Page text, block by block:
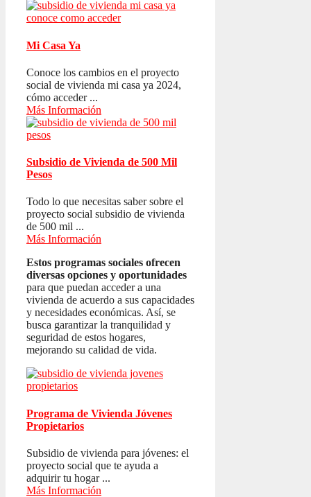
Mi Casa Ya
Conoce los cambios en el proyecto
social de vivienda mi casa ya 2024,
cómo acceder ...
Más Información
Subsidio de Vivienda de 500 Mil
Pesos
Todo lo que necesitas saber sobre el
proyecto social subsidio de vivienda
de 500 mil ...
Más Información
Estos programas sociales ofrecen
diversas opciones y oportunidades
para que puedan acceder a una
vivienda de acuerdo a sus capacidades
y necesidades económicas. Así, se
busca garantizar la tranquilidad y
seguridad de estos hogares,
mejorando su calidad de vida.
Programa de Vivienda Jóvenes
Propietarios
Subsidio de vivienda para jóvenes: el
proyecto social que te ayuda a
adquirir tu hogar ...
Más Información